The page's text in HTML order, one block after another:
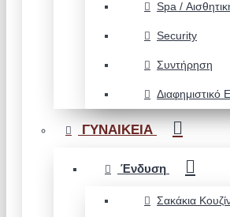
Spa /
Security
Συντήρηση
Διαφημιστικό
ΓΥΝΑΙΚΕΙΑ
Ένδυση
Σακάκια